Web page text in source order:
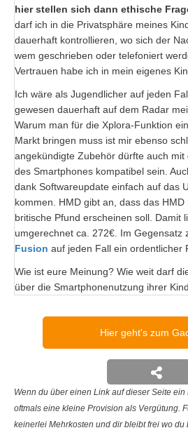
hier stellen sich dann ethische
darf ich in die Privatsphäre meines
dauerhaft kontrollieren, wo sich der
wem geschrieben oder telefoniert
Vertrauen habe ich in mein eigenes
Ich wäre als Jugendlicher auf jeden
gewesen dauerhaft auf dem Radar
Warum man für die Xplora-Funktion
Markt bringen muss ist mir ebenso
angekündigte Zubehör dürfte auch mit
des Smartphones kompatibel sein.
dank Softwareupdate einfach auf das
kommen. HMD gibt an, dass das
britische Pfund erscheinen soll. Damit
umgerechnet ca. 272€. Im Gegensatz
Fusion auf jeden Fall ein ordentlicher
Wie ist eure Meinung? Wie weit darf
über die Smartphonenutzung ihrer
Hier geht's zum
Wenn du über einen Link auf dieser Seite
oftmals eine kleine Provision als Vergütung.
keinerlei Mehrkosten und dir bleibt frei wo du